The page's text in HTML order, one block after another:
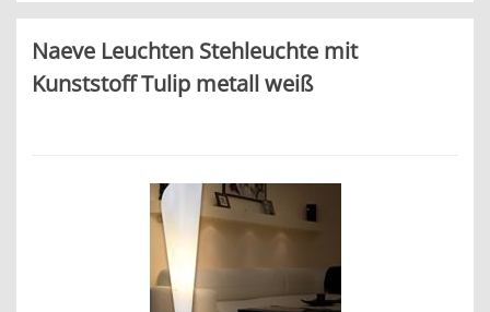
Naeve Leuchten Stehleuchte mit
Kunststoff Tulip metall weiß